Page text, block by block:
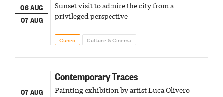
06 AUG
07 AUG
Sunset visit to admire the city from a
privileged perspective
Cuneo Culture & Cinema
07 AUG
Contemporary Traces
Painting exhibition by artist Luca Olivero